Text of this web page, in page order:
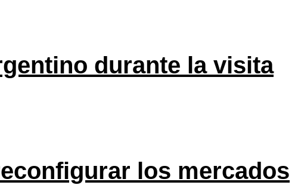
durante la visita
los mercados